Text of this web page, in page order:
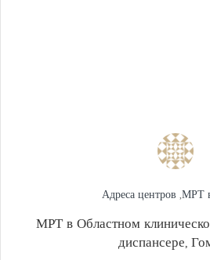
Адреса центров ,МРТ
МРТ в Областном
диспансере,